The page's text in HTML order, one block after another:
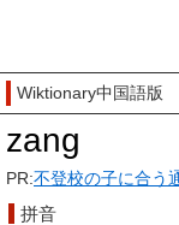
Wiktionary中国語版
zang
PR:不登校の子に合う
拼音